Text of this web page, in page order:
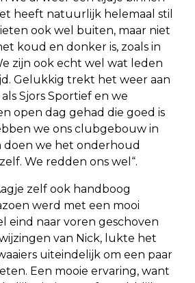
heeft natuurlijk helemaal stil
ook wel buiten, maar niet
koud en donker is, zoals in
zijn ook echt wel wat leden
Gelukkig trekt het weer aan
Sjors Sportief en we
open dag gehad die goed is
we ons clubgebouw in
doen we het onderhoud
We redden ons wel“.
zelf ook handboog
werd met een mooi
eind naar voren geschoven
van Nick, lukte het
uiteindelijk om een paar
Een mooie ervaring, want